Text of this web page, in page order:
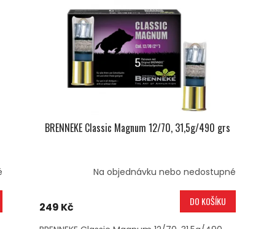
BRENNEKE Classic Magnum 12/70, 31,5g/490 grs
Na objednávku nebo nedostupné
249 Kč DO KOŠÍKU